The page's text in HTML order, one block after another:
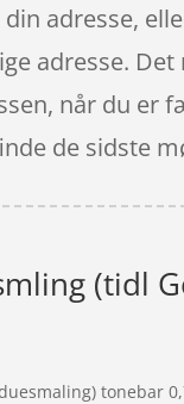
adresse,
adresse.
når du er
de sidste
(tidl
tonebar